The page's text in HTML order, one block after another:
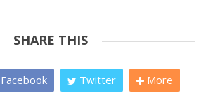
SHARE THIS
Facebook Twitter More